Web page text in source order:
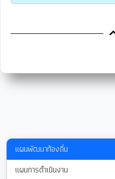
แผนพัฒนาท้องถิ่น
แผนการดำเนินงาน